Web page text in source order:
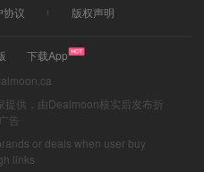
协议 版权声明
下载App
提供，由Dealmoon核实后发布折
告
or deals when user buy
links